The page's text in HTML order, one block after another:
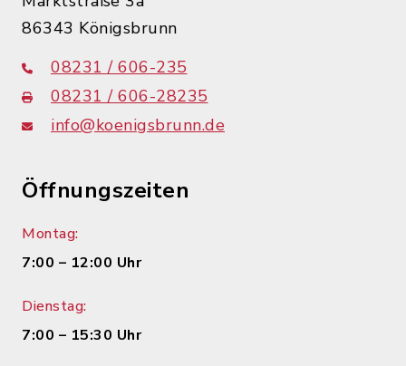
86343 Königsbrunn
08231 / 606-235
08231 / 606-28235
info@koenigsbrunn.de
Öffnungszeiten
Montag:
7:00 – 12:00 Uhr
Dienstag:
7:00 – 15:30 Uhr